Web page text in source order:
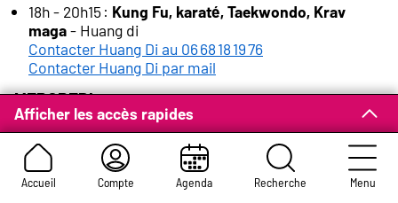
Accueil Compte Agenda Recherche Menu
Afficher les accès rapides
18h - 20h15 : Kung Fu, karaté, Taekwondo, Krav
maga- Huang di
Contacter Huang Di au 06 68 18 19 76
Contacter Huang Di par mail
Mercredi
13h30 - 22h :Percussionsafricaines- Galaor
Contacter Galaor au 02 35 08 55 30
Contacter Galaor par mail